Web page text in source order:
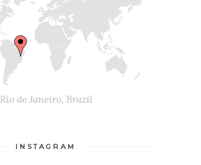
INSTAGRAM